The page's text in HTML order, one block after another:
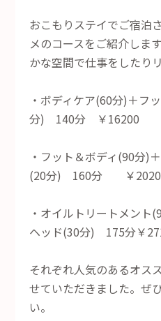
おこもりステイでご宿泊
メのコースをご紹介しま
かな空間で仕事をしたり
・ボディケア(60分)＋フ
分) 140分 ￥16200
・フット＆ボディ(90分)
(20分) 160分 ￥
・オイルトリートメント
ヘッド(30分) 175分￥
それぞれ人気のあるオス
せていただきました。ぜ
い。